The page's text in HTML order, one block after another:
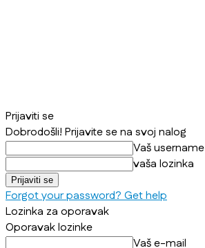
Prijaviti se
Dobrodošli! Prijavite se na svoj nalog
Vaš username
vaša lozinka
Forgot your password? Get help
Lozinka za oporavak
Oporavak lozinke
Vaš e-mail